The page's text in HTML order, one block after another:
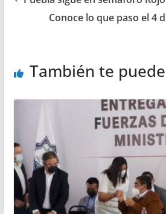
Conoce lo que paso el 4
También te